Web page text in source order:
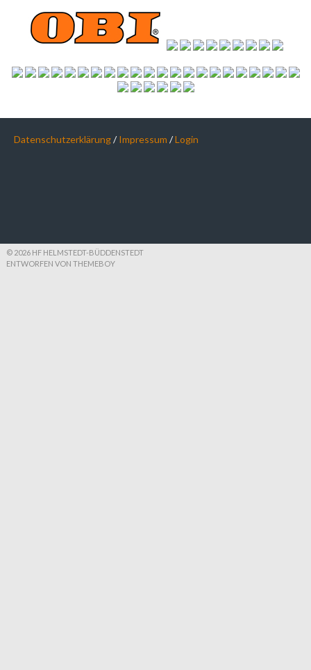
Datenschutzerklärung/Impressum /Login
© 2026 HF HELMSTEDT-BÜDDENSTEDT
ENTWORFEN VON THEMEBOY